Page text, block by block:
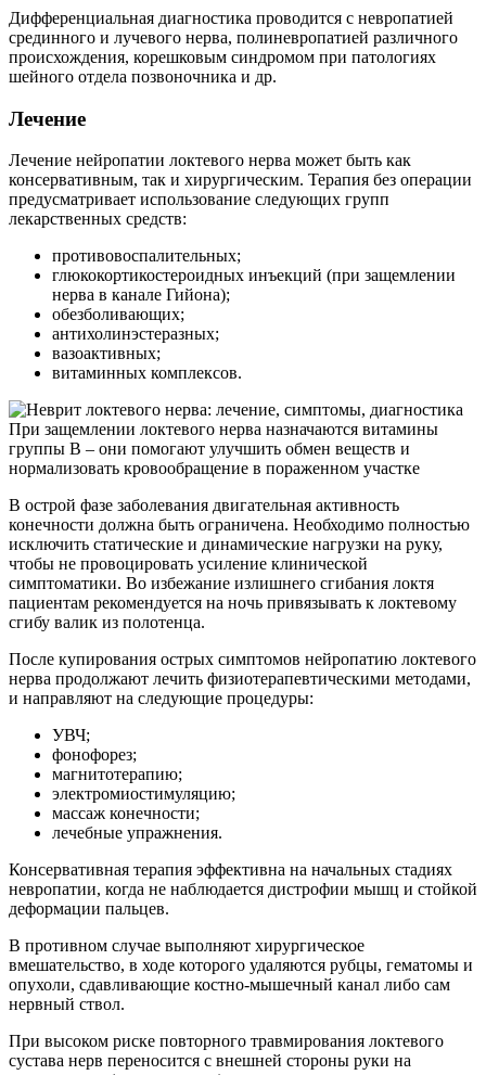
Дифференциальная диагностика проводится с невропатией
срединного и лучевого нерва, полиневропатией различного
происхождения, корешковым синдромом при патологиях
шейного отдела позвоночника и др.
Лечение
Лечение нейропатии локтевого нерва может быть как
консервативным, так и хирургическим. Терапия без операции
предусматривает использование следующих групп
лекарственных средств:
противовоспалительных;
глюкокортикостероидных инъекций (при защемлении
нерва в канале Гийона);
обезболивающих;
антихолинэстеразных;
вазоактивных;
витаминных комплексов.
При защемлении локтевого нерва назначаются витамины
группы В – они помогают улучшить обмен веществ и
нормализовать кровообращение в пораженном участке
В острой фазе заболевания двигательная активность
конечности должна быть ограничена. Необходимо полностью
исключить статические и динамические нагрузки на руку,
чтобы не провоцировать усиление клинической
симптоматики. Во избежание излишнего сгибания локтя
пациентам рекомендуется на ночь привязывать к локтевому
сгибу валик из полотенца.
После купирования острых симптомов нейропатию локтевого
нерва продолжают лечить физиотерапевтическими методами,
и направляют на следующие процедуры:
УВЧ;
фонофорез;
магнитотерапию;
электромиостимуляцию;
массаж конечности;
лечебные упражнения.
Консервативная терапия эффективна на начальных стадиях
невропатии, когда не наблюдается дистрофии мышц и стойкой
деформации пальцев.
В противном случае выполняют хирургическое
вмешательство, в ходе которого удаляются рубцы, гематомы и
опухоли, сдавливающие костно-мышечный канал либо сам
нервный ствол.
При высоком риске повторного травмирования локтевого
сустава нерв переносится с внешней стороны руки на